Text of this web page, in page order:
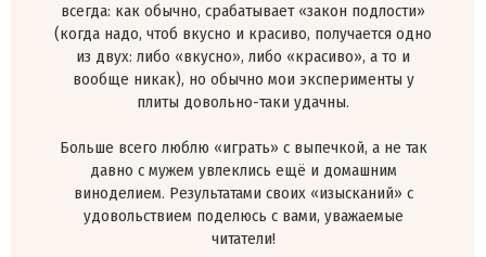
всегда: как обычно, срабатывает «закон подлости»
(когда надо, чтоб вкусно и красиво, получается одно
из двух: либо «вкусно», либо «красиво», а то и
вообще никак), но обычно мои эксперименты у
плиты довольно-таки удачны.
Больше всего люблю «играть» с выпечкой, а не так
давно с мужем увлеклись ещё и домашним
виноделием. Результатами своих «изысканий» с
удовольствием поделюсь с вами, уважаемые
читатели!